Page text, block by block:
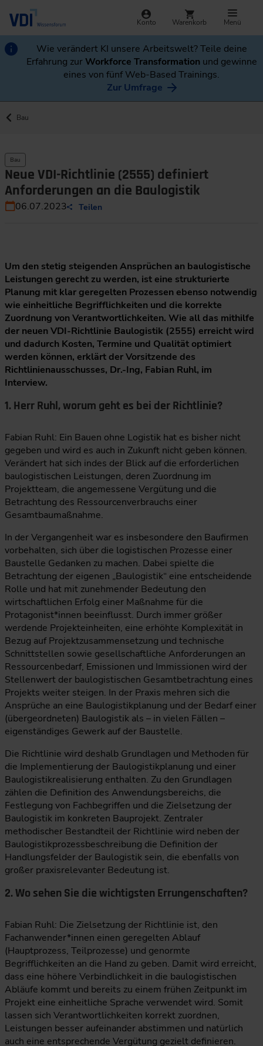
Konto Warenkorb Menü
Wie verändert KI unsere Arbeitswelt? Teile deine
Erfahrung zurWorkforce Transformation und gewinne
eines von fünf Web-Based Trainings.
Zur Umfrage
Bau
Bau
Neue VDI-Richtlinie (2555) definiert
Anforderungen an die Baulogistik
06.07.2023 Teilen
Um den stetig steigenden Ansprüchen an baulogistische
Leistungen gerecht zu werden, ist eine strukturierte
Planung mit klar geregelten Prozessen ebenso notwendig
wie einheitliche Begrifflichkeiten und die korrekte
Zuordnung von Verantwortlichkeiten. Wie all das mithilfe
der neuen VDI-Richtlinie Baulogistik (2555) erreicht wird
und dadurch Kosten, Termine und Qualität optimiert
werden können, erklärt der Vorsitzende des
Richtlinienausschusses, Dr.-Ing, Fabian Ruhl, im
Interview.
1. Herr Ruhl, worum geht es bei der Richtlinie?
Fabian Ruhl: Ein Bauen ohne Logistik hat es bisher nicht
gegeben und wird es auch in Zukunft nicht geben können.
Verändert hat sich indes der Blick auf die erforderlichen
baulogistischen Leistungen, deren Zuordnung im
Projektteam, die angemessene Vergütung und die
Betrachtung des Ressourcenverbrauchs einer
Gesamtbaumaßnahme.
In der Vergangenheit war es insbesondere den Baufirmen
vorbehalten, sich über die logistischen Prozesse einer
Baustelle Gedanken zu machen. Dabei spielte die
Betrachtung der eigenen „Baulogistik“ eine entscheidende
Rolle und hat mit zunehmender Bedeutung den
wirtschaftlichen Erfolg einer Maßnahme für die
Protagonist*innen beeinflusst. Durch immer größer
werdende Projekteinheiten, eine erhöhte Komplexität in
Bezug auf Projektzusammensetzung und technische
Schnittstellen sowie gesellschaftliche Anforderungen an
Ressourcenbedarf, Emissionen und Immissionen wird der
Stellenwert der baulogistischen Gesamtbetrachtung eines
Projekts weiter steigen. In der Praxis mehren sich die
Ansprüche an eine Baulogistikplanung und der Bedarf einer
(übergeordneten) Baulogistik als – in vielen Fällen –
eigenständiges Gewerk auf der Baustelle.
Die Richtlinie wird deshalb Grundlagen und Methoden für
die Implementierung der Baulogistikplanung und einer
Baulogistikrealisierung enthalten. Zu den Grundlagen
zählen die Definition des Anwendungsbereichs, die
Festlegung von Fachbegriffen und die Zielsetzung der
Baulogistik im konkreten Bauprojekt. Zentraler
methodischer Bestandteil der Richtlinie wird neben der
Baulogistikprozessbeschreibung die Definition der
Handlungsfelder der Baulogistik sein, die ebenfalls von
großer praxisrelevanter Bedeutung ist.
2. Wo sehen Sie die wichtigsten Errungenschaften?
Fabian Ruhl: Die Zielsetzung der Richtlinie ist, den
Fachanwender*innen einen geregelten Ablauf
(Hauptprozess, Teilprozesse) und genormte
Begrifflichkeiten an die Hand zu geben. Damit wird erreicht,
dass eine höhere Verbindlichkeit in die baulogistischen
Abläufe kommt und bereits zu einem frühen Zeitpunkt im
Projekt eine einheitliche Sprache verwendet wird. Somit
lassen sich Verantwortlichkeiten korrekt zuordnen,
Leistungen besser aufeinander abstimmen und natürlich
auch eine entsprechende Vergütung gezielt definieren.